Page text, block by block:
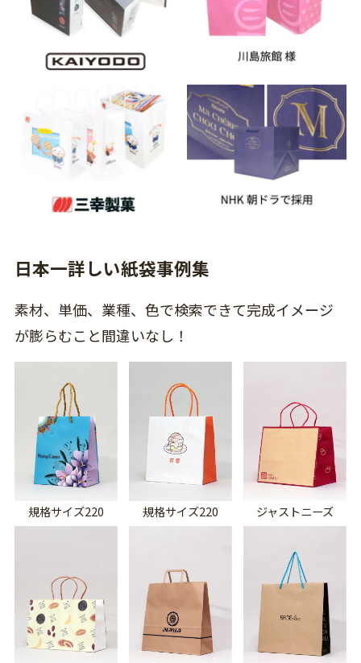
日本一詳しい紙袋事例集
素材、単価、業種、色で検索できて完成イメージ
が膨らむこと間違いなし！
規格サイズ220 規格サイズ220 ジャストニーズ